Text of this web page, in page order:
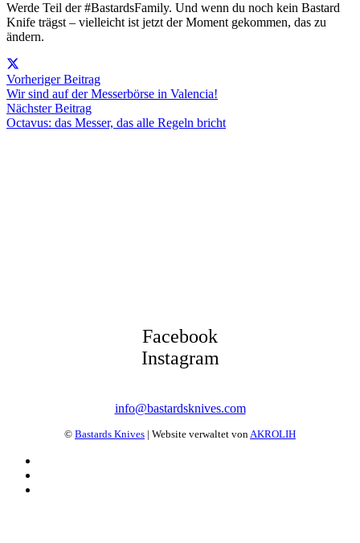
Werde Teil der #BastardsFamily. Und wenn du noch kein Bastard
Knife trägst – vielleicht ist jetzt der Moment gekommen, das zu
ändern.
Vorheriger Beitrag
Wir sind auf der Messerbörse in Valencia!
Nächster Beitrag
Octavus: das Messer, das alle Regeln bricht
Facebook
Instagram
info@bastardsknives.com
© Bastards Knives | Website verwaltet vonAKROLIH